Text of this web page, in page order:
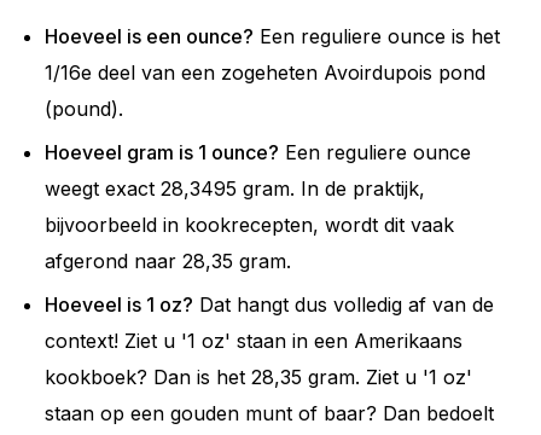
Hoeveel is een ounce? Een reguliere ounce is het
1/16e deel van een zogeheten Avoirdupois pond
(pound).
Hoeveel gram is 1 ounce? Een reguliere ounce
weegt exact 28,3495 gram. In de praktijk,
bijvoorbeeld in kookrecepten, wordt dit vaak
afgerond naar 28,35 gram.
Hoeveel is 1 oz? Dat hangt dus volledig af van de
context! Ziet u '1 oz' staan in een Amerikaans
kookboek? Dan is het 28,35 gram. Ziet u '1 oz'
staan op een gouden munt of baar? Dan bedoelt